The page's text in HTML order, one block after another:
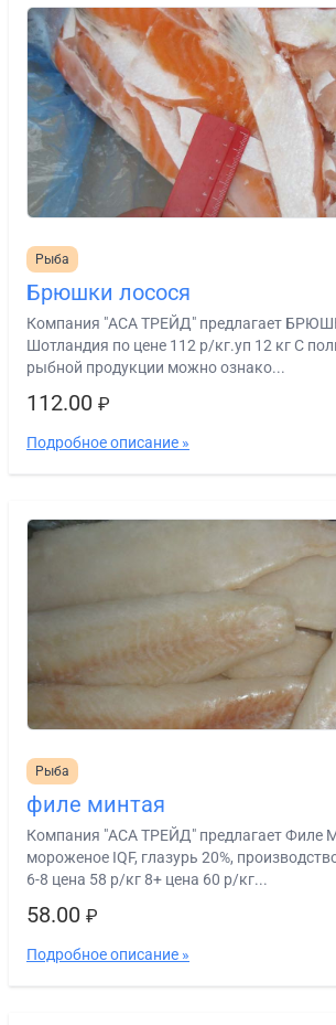
Рыба
Брюшки лосося
Компания "АСА ТРЕЙД" предлагает
Шотландия по цене 112 р/кг.уп 12 кг C
рыбной продукции можно ознако...
112.00 ₽
Подробное описание »
Рыба
филе минтая
Компания "АСА ТРЕЙД" предлагает Филе
мороженое IQF, глазурь 20%,
6-8 цена 58 р/кг 8+ цена 60 р/кг...
58.00 ₽
Подробное описание »